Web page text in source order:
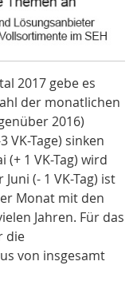
2017 gebe es
der monatlichen
2016)
VK-Tage) sinken
1 VK-Tag) wird
(- 1 VK-Tag) ist
Monat mit den
Jahren. Für das
die
von insgesamt